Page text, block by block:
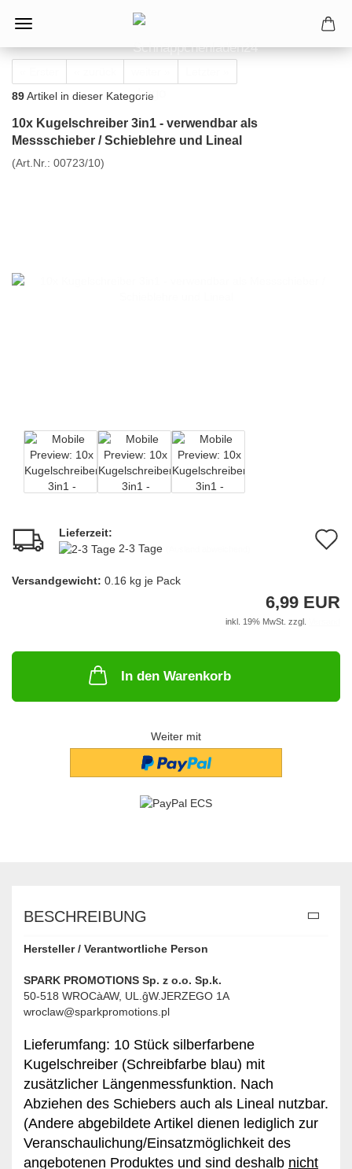
89Artikel in dieser Kategorie
10x Kugelschreiber 3in1 - verwendbar als
Messschieber / Schieblehre und Lineal
(Art.Nr.: 00723/10)
Lieferzeit:
2-3 Tage
Versandgewicht: 0.16 kg je Pack
6,99 EUR
inkl. 19% MwSt. zzgl.
In den Warenkorb
Weiter mit
BESCHREIBUNG
Hersteller / Verantwortliche Person
SPARK PROMOTIONS Sp. z o.o. Sp.k.
50-518 WROCàAW, UL.ĝW.JERZEGO 1A
wroclaw@sparkpromotions.pl
Lieferumfang: 10 Stück silberfarbene
Kugelschreiber (Schreibfarbe blau) mit
zusätzlicher Längenmessfunktion. Nach
Abziehen des Schiebers auch als Lineal nutzbar.
(Andere abgebildete Artikel dienen lediglich zur
Veranschaulichung/Einsatzmöglichkeit des
angebotenen Produktes und sind deshalb nicht